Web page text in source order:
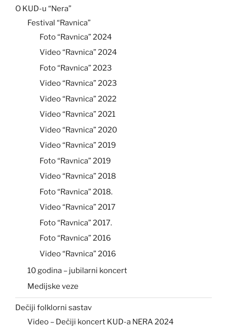
O KUD-u “Nera”
Festival “Ravnica”
Foto “Ravnica” 2024
Video “Ravnica” 2024
Foto “Ravnica” 2023
Video “Ravnica” 2023
Video “Ravnica” 2022
Video “Ravnica” 2021
Video “Ravnica” 2020
Video “Ravnica” 2019
Foto “Ravnica” 2019
Video “Ravnica” 2018
Foto “Ravnica” 2018.
Video “Ravnica” 2017
Foto “Ravnica” 2017.
Foto “Ravnica” 2016
Video “Ravnica” 2016
10 godina – jubilarni koncert
Medijske veze
Dečiji folklorni sastav
Video – Dečiji koncert KUD-a NERA 2024